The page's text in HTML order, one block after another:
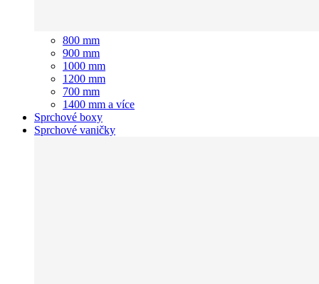
800 mm
900 mm
1000 mm
1200 mm
700 mm
1400 mm a více
Sprchové boxy
Sprchové vaničky